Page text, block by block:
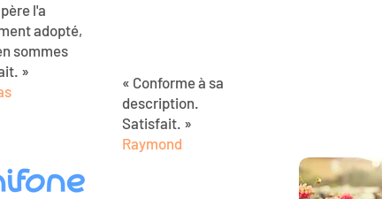
l'a
adopté,
sommes
»
« Conforme à sa
description.
Satisfait. »
Raymond